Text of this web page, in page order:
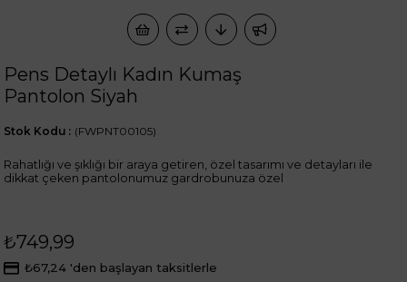
Pens Detaylı Kadın Kumaş
Pantolon Siyah
(FWPNT00105)
Stok Kodu
Rahatlığı ve şıklığı bir araya getiren, özel tasarımı ve detayları ile
dikkat çeken pantolonumuz gardrobunuza özel
₺749,99
₺67,24 'den başlayan taksitlerle